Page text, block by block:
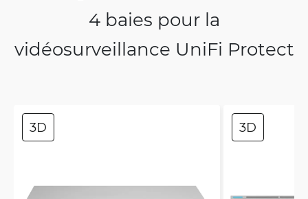
4 baies pour la
vidéosurveillance UniFi Protect
3D 3D